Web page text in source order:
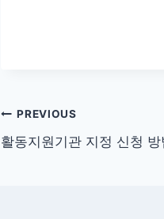
글
탐
PREVIOUS
활동지원기관 지정 신청